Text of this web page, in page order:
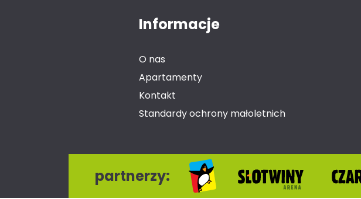
Informacje
O nas
Apartamenty
Kontakt
Standardy ochrony małoletnich
partnerzy: